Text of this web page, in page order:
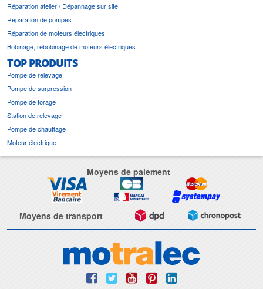
Réparation atelier / Dépannage sur site
Réparation de pompes
Réparation de moteurs électriques
Bobinage, rebobinage de moteurs électriques
TOP PRODUITS
Pompe de relevage
Pompe de surpression
Pompe de forage
Station de relevage
Pompe de chauffage
Moteur électrique
Moyens de paiement
Moyens de transport